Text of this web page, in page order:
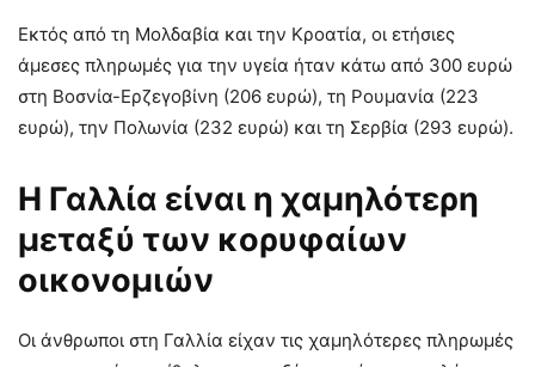
Εκτός από τη Μολδαβία και την Κροατία, οι ετήσιες
άμεσες πληρωμές για την υγεία ήταν κάτω από 300 ευρώ
στη Βοσνία-Ερζεγοβίνη (206 ευρώ), τη Ρουμανία (223
ευρώ), την Πολωνία (232 ευρώ) και τη Σερβία (293 ευρώ).
Η Γαλλία είναι η χαμηλότερη
μεταξύ των κορυφαίων
οικονομιών
Οι άνθρωποι στη Γαλλία είχαν τις χαμηλότερες πληρωμές